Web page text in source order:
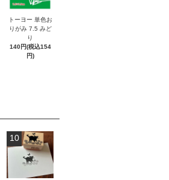
トーヨー 単色お
りがみ 7.5 みど
り
140円(税込154
円)
10